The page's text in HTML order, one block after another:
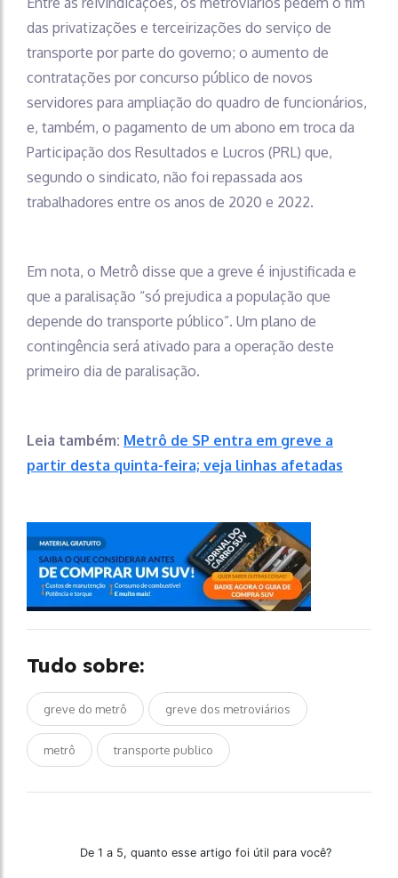
das privatizações e terceirizações do serviço de
transporte por parte do governo; o aumento de
contratações por concurso público de novos
servidores para ampliação do quadro de funcionários,
e, também, o pagamento de um abono em troca da
Participação dos Resultados e Lucros (PRL) que,
segundo o sindicato, não foi repassada aos
trabalhadores entre os anos de 2020 e 2022.
Em nota, o Metrô disse que a greve é injustificada e
que a paralisação “só prejudica a população que
depende do transporte público”. Um plano de
contingência será ativado para a operação deste
primeiro dia de paralisação.
Leia também: Metrô de SP entra em greve a
partir desta quinta-feira; veja linhas afetadas
Tudo sobre:
greve do metrô greve dos metroviários
metrô transporte publico
De 1 a 5, quanto esse artigo foi útil para você?